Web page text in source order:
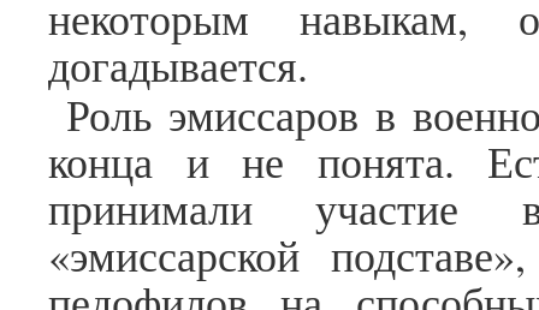
некоторым
догадывается.
Роль эмиссаров в
конца и не понята.
принимали
«эмиссарской